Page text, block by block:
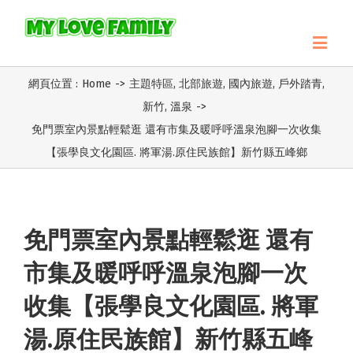
網頁位置 : Home -> 主題特區, 北部旅遊, 國內旅遊, 戶外踏青,
新竹, 溫泉 ->
免門票室內景點輕鬆逛 還有市集及暖呼呼溫泉泡腳一次收集
【張學良文化園區. 將軍湯.原住民族館】新竹縣五峰鄉
免門票室內景點輕鬆逛 還有
市集及暖呼呼溫泉泡腳一次
收集【張學良文化園區. 將軍
湯.原住民族館】新竹縣五峰